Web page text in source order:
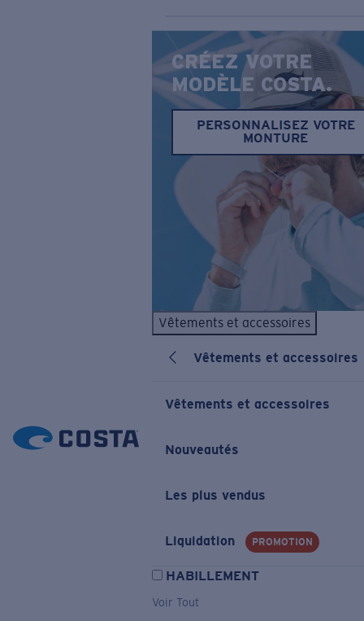
CRÉEZ VOTRE
MODÈLE COSTA.
PERSONNALISEZ VOTRE
MONTURE
Vêtements et accessoires
Vêtements et accessoires
Vêtements et accessoires
Nouveautés
Les plus vendus
Liquidation PROMOTION
HABILLEMENT
Voir Tout